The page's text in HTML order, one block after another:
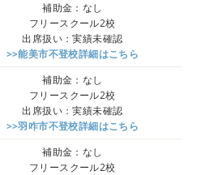
補助金：なし
フリースクール2校
出席扱い：実績未確認
>>能美市不登校詳細はこちら
補助金：なし
フリースクール2校
出席扱い：実績未確認
>>羽咋市不登校詳細はこちら
補助金：なし
フリースクール2校